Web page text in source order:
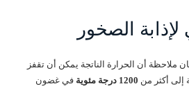
الصخور
كان ملاحظة أن الحرارة الناتجة يمكن أن تقفز
إلى أكثر من 1200 درجة مئوية
في غضون